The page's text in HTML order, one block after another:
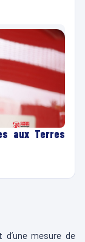
aux Terres
mesure de